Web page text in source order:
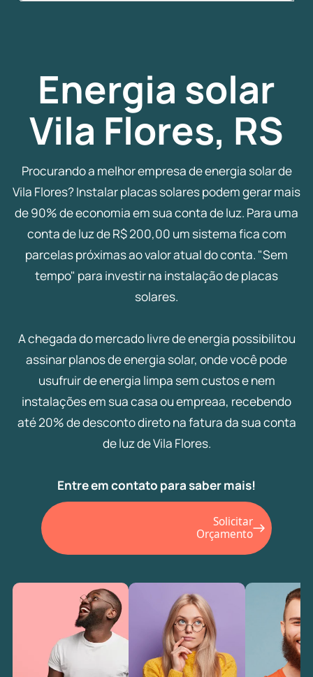
Energia solar
Vila Flores, RS
Procurando a melhor empresa de energia solar de
Vila Flores? Instalar placas solares podem gerar mais
de 90% de economia em sua conta de luz. Para uma
conta de luz de R$ 200,00 um sistema fica com
parcelas próximas ao valor atual do conta. "Sem
tempo" para investir na instalação de placas
solares.
A chegada do mercado livre de energia possibilitou
assinar planos de energia solar, onde você pode
usufruir de energia limpa sem custos e nem
instalações em sua casa ou empreaa, recebendo
até 20% de desconto direto na fatura da sua conta
de luz de Vila Flores.
Entre em contato para saber mais!
Solicitar
Orçamento